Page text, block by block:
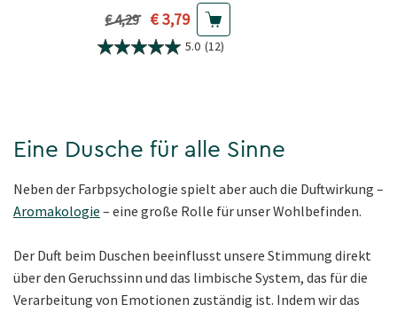
Vorheriger Preis
€ 4,29 Aktueller Preis
€ 3,79
5.0 (12)
Eine Dusche für alle Sinne
Neben der Farbpsychologie spielt aber auch die Duftwirkung –
Aromakologie – eine große Rolle für unser Wohlbefinden.
Der Duft beim Duschen beeinflusst unsere Stimmung direkt
über den Geruchssinn und das limbische System, das für die
Verarbeitung von Emotionen zuständig ist. Indem wir das